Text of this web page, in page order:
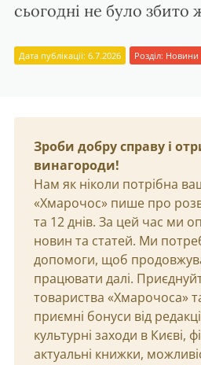
сьогодні не було збито
Дата публікації: 6.7.2026 Розділ: Новини
Зроби добру справу і
винагороди!
Нам як ніколи потрібна
«Хмарочос» пише про
та 12 днів. За цей час ми
новин та статей. Ми
допомоги, щоб
працювати далі.
товариства «Хмарочоса»
приємні бонуси від
культурні заходи в Києві,
актуальні книжки,